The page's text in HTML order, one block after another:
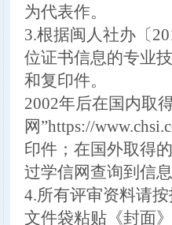
为代表作。
3.根据闽人社办〔
位证书信息的专业
和复印件。
2002年后在国内取
网”https://
印件；在国外取得
过学信网查询到信
4.所有评审资料请
文件袋粘贴《封面